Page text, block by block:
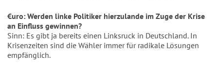
€uro: Werden linke Politiker hierzulande im Zuge der Krise
an Einfluss gewinnen?
Sinn: Es gibt ja bereits einen Linksruck in Deutschland. In
Krisenzeiten sind die Wähler immer für radikale Lösungen
empfänglich.